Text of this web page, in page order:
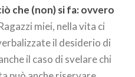
che (non) si fa: ovvero
miei, nella vita ci
il desiderio di
il caso di svelare chi